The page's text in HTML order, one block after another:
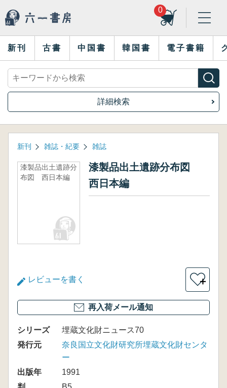
0
新刊 古書 中国書 韓国書 電子書籍
詳細検索
新刊 雑誌・紀要 雑誌
漆製品出土遺跡分
布図 西日本編
漆製品出土遺跡分布図
西日本編
レビューを書く ＋
再入荷メール通知
シリーズ
埋蔵文化財ニュース70
発行元
奈良国立文化財研究所埋蔵文化財センタ
ー
出版年
1991